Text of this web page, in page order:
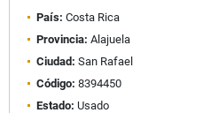
País: Costa Rica
Provincia: Alajuela
Ciudad: San Rafael
Código: 8394450
Estado: Usado